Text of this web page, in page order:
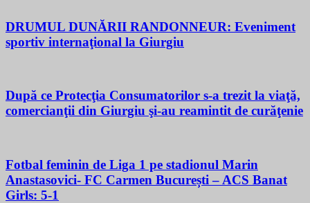
DRUMUL DUNĂRII RANDONNEUR: Eveniment
sportiv internaţional la Giurgiu
După ce Protecţia Consumatorilor s-a trezit la viaţă,
comercianţii din Giurgiu şi-au reamintit de curăţenie
Fotbal feminin de Liga 1 pe stadionul Marin
Anastasovici- FC Carmen București – ACS Banat
Girls: 5-1